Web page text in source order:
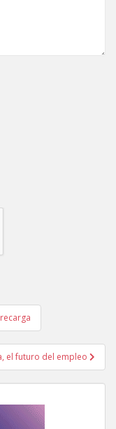
el futuro del empleo